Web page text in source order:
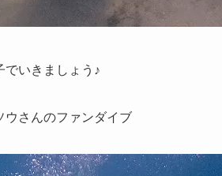
でいきましょう♪
ウさんのファンダイブ